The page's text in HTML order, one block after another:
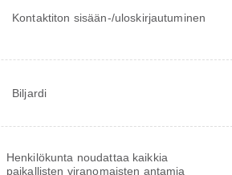
Kontaktiton sisään-/uloskirjautuminen
Biljardi
Henkilökunta noudattaa kaikkia
paikallisten viranomaisten antamia